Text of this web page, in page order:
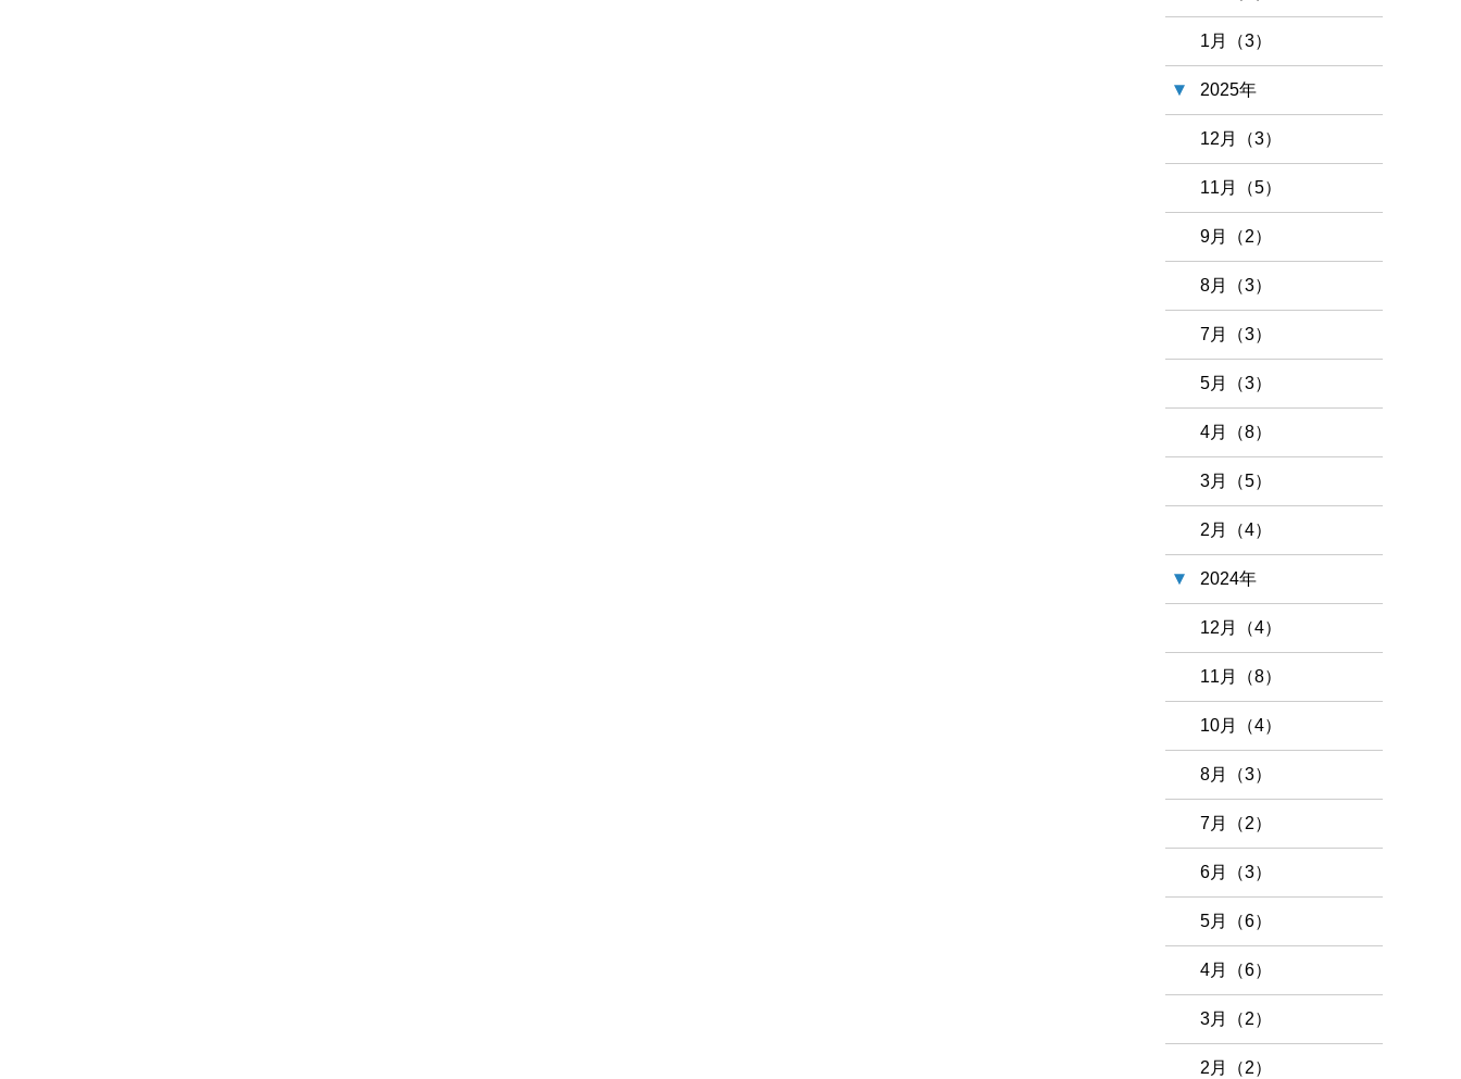
1月（3）
2025年
12月（3）
11月（5）
9月（2）
8月（3）
7月（3）
5月（3）
4月（8）
3月（5）
2月（4）
2024年
12月（4）
11月（8）
10月（4）
8月（3）
7月（2）
6月（3）
5月（6）
4月（6）
3月（2）
2月（2）